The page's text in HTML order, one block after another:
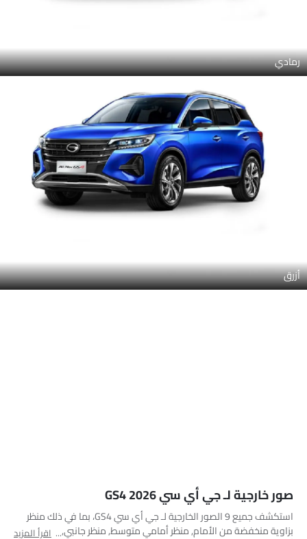
رمادي
أزرق
صور خارجية لـ جي أي سي GS4 2026
استكشف جميع 9 الصور الخارجية لـ جي أي سي GS4، بما في ذلك منظر
بزاوية منخفضة من الأمام, منظر أمامي متوسط, منظر جانبي, مصباحاقرأ المزيد